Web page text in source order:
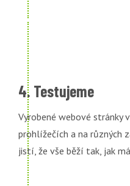
4. Testujeme
Vyrobené webové stránky
prohlížečích a na různých
jistí, že vše běží tak, jak